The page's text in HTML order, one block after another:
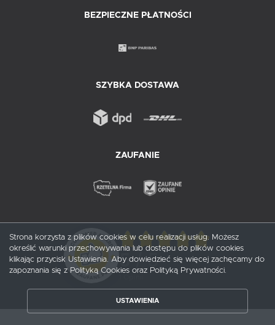
BEZPIECZNE PŁATNOŚCI
SZYBKA DOSTAWA
ZAUFANIE
5/ 5
Strona korzysta z plików cookies w celu realizacji usług. Możesz
określić warunki przechowywania lub dostępu do plików cookies
klikając przycisk Ustawienia. Aby dowiedzieć się więcej zachęcamy do
zapoznania się z Polityką Cookies oraz Polityką Prywatności.
USTAWIENIA